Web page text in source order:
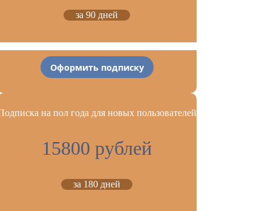
за 90 дней
Оформить подписку
на пол года для новых пользователей
15800 рублей
за 180 дней